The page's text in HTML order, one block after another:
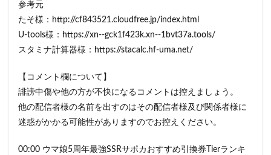
参考元
たそ様：http://cf843521.cloudfree.jp/index.html
U-tools様：https://xn--gck1f423k.xn--1bvt37a.tools/
スタミナ計算器様：https://stacalc.hf-uma.net/
【コメント欄について】
誹謗中傷や他の方が不快になるコメントは控えましょう。
他の配信者様の名前を出すのはその配信者様及び関係者様に
迷惑がかかる可能性がありますのでお控えください。
00:00 ウマ娘5周年最強SSRサポカおすすめ引換券Tierランキ